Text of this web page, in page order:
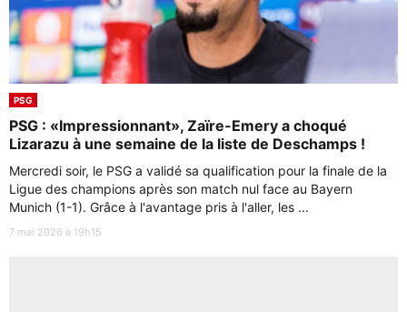
PSG
PSG : «Impressionnant», Zaïre-Emery a choqué
Lizarazu à une semaine de la liste de Deschamps !
Mercredi soir, le PSG a validé sa qualification pour la finale de la
Ligue des champions après son match nul face au Bayern
Munich (1-1). Grâce à l'avantage pris à l'aller, les ...
7 mai 2026 à 19h15